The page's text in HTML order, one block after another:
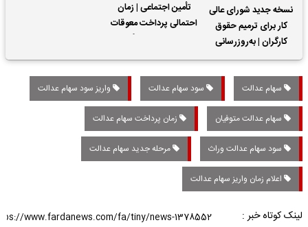
نسخه جدید شورای عالی
کار برای ترمیم حقوق
کارگران | به‌روزرسانی
کمک‌های معیشتی برای
کارگران
تأمین اجتماعی | زمان
احتمالی پرداخت معوقات
سهام عدالت سود سهام عدالت واریز سود سهام عدالت
سهام عدالت متوفیان زمان پرداخت سهام عدالت
سود سهام عدالت وراث مرحله جدید سهام عدالت
اعلام زمان واریز سهام عدالت
لینک کوتاه خبر :